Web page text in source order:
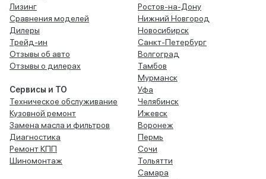
Лизинг
Сравнения моделей
Дилеры
Трейд-ин
Отзывы об авто
Отзывы о дилерах
Сервисы и ТО
Техническое обслуживание
Кузовной ремонт
Замена масла и фильтров
Диагностика
Ремонт КПП
Шиномонтаж
Ростов-на-Дону
Нижний Новгород
Новосибирск
Санкт-Петербург
Волгоград
Тамбов
Мурманск
Уфа
Челябинск
Ижевск
Воронеж
Пермь
Сочи
Тольятти
Самара